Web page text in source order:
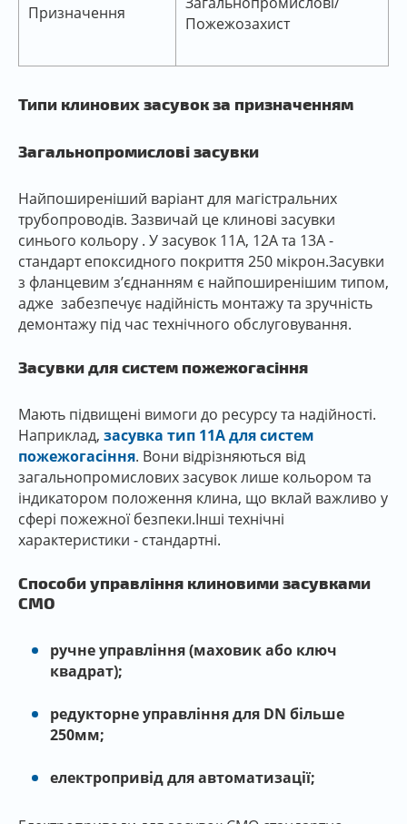
Призначення
Пожежозахист
Типи клинових засувок за призначенням
Загальнопромислові засувки
Найпоширеніший варіант для магістральних
трубопроводів. Зазвичай це клинові засувки
синього кольору . У засувок 11А, 12А та 13А -
стандарт епоксидного покриття 250 мікрон.Засувки
з фланцевим з’єднанням є найпоширенішим типом,
адже забезпечує надійність монтажу та зручність
демонтажу під час технічного обслуговування.
Засувки для систем пожежогасіння
Мають підвищені вимоги до ресурсу та надійності.
Наприклад, засувка тип 11A для систем
пожежогасіння. Вони відрізняються від
загальнопромислових засувок лише кольором та
індикатором положення клина, що вклай важливо у
сфері пожежної безпеки.Інші технічні
характеристики - стандартні.
Способи управління клиновими засувками
СМО
ручне управління (маховик або ключ
квадрат);
редукторне управління для DN більше
250мм;
електропривід для автоматизації;